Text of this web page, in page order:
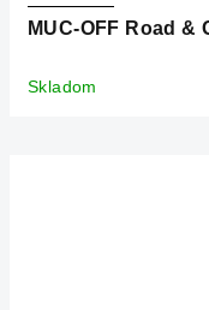
MUC-OFF Road &
Skladom